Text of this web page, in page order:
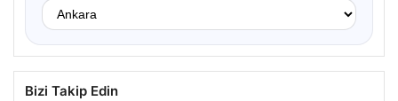
Bizi Takip Edin